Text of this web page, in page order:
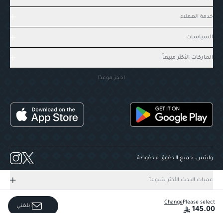
Please select
Change
145.00 أبلغني
خدمة العملاء
السياسات
الماركات الأكثر مبيعاً
احجز موعدًا
وايتس، جميع الحقوق محفوظة
عميات البحث الأكثر شيوعاً